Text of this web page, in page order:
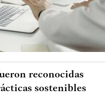
reconocidas
sostenibles